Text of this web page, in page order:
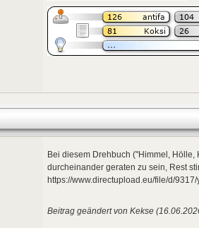
Bei diesem Drehbuch ("Himmel,
durcheinander geraten zu sein, Rest
https://www.directupload.eu/file/d/
Beitrag geändert von Kekse